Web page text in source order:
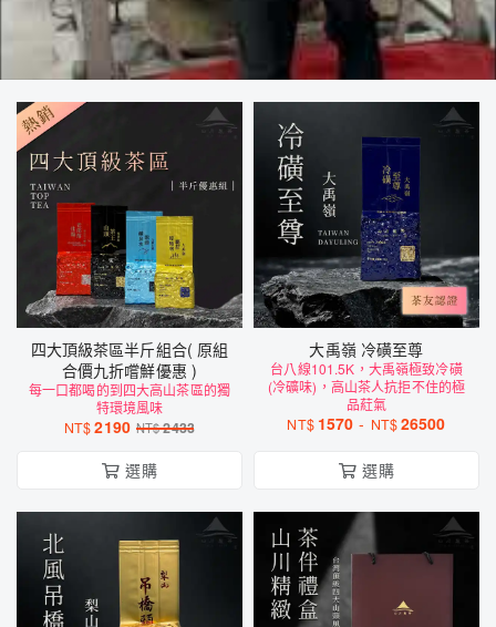
四大頂級茶區半斤組合( 原組
合價九折嚐鮮優惠 )
每一口都喝的到四大高山茶區的獨
特環境風味
NT$2190 NT$2433
選購
大禹嶺 冷磺至尊
台八線101.5K，大禹嶺極致冷磺
(冷礦味)，高山茶人抗拒不住的極
品葒氣
NT$ 1570 - NT$26500
選購